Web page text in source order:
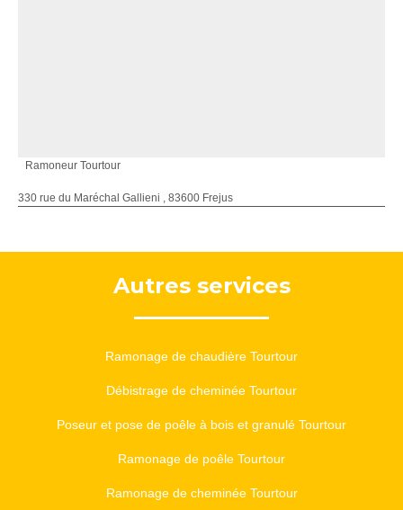
Ramoneur Tourtour
330 rue du Maréchal Gallieni , 83600 Frejus
Autres services
Ramonage de chaudière Tourtour
Débistrage de cheminée Tourtour
Poseur et pose de poêle à bois et granulé Tourtour
Ramonage de poêle Tourtour
Ramonage de cheminée Tourtour